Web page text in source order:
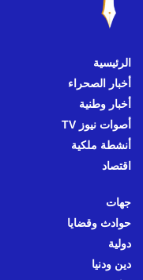
الرئيسية
أخبار الصحراء
أخبار وطنية
أصوات نيوز TV
أنشطة ملكية
اقتصاد
جهات
حوادث وقضايا
دولية
دين ودنيا